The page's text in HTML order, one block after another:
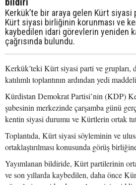
Kerkük’te bir araya gelen Kürt siyasi
Kürt siyasi birliğinin korunması ve
kaybedilen idari görevlerin yeniden
çağrısında bulundu.
Kerkük’teki Kürt siyasi parti ve grupları,
katılımlı toplantının ardından yedi
Kürdistan Demokrat Partisi’nin (KDP)
şubesinin merkezinde çarşamba günü
kentin siyasi durumu ve Kürtlerin ortak
Toplantıda, Kürt siyasi söyleminin ve
ortaklaştırılması konusunda görüş
Yayımlanan bildiride, Kürt partilerinin
ve son yıllarda kaybedilen, daha önce